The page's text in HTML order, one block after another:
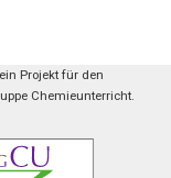
Projekt für den
Chemieunterricht.